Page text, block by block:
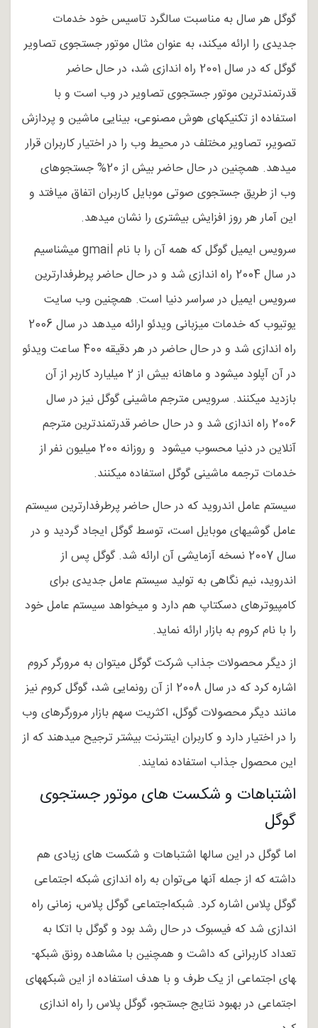
گوگل هر سال به مناسبت سالگرد تاسیس خود خدمات
جدیدی را ارائه می­کند، به عنوان مثال موتور جستجوی تصاویر
گوگل که در سال 2001 راه اندازی شد، در حال حاضر
قدرتمندترین موتور جستجوی تصاویر در وب است و با
استفاده از تکنیکهای هوش مصنوعی، بینایی ماشین و پردازش
تصویر، تصاویر مختلف در محیط وب را در اختیار کاربران قرار
می­دهد. همچنین در حال حاضر بیش از 20% جستجوهای
وب از طریق جستجوی صوتی موبایل کاربران اتفاق می­افتد و
این آمار هر روز افزایش بیشتری را نشان می­دهد.
سرویس ایمیل گوگل که همه آن را با نام gmail می­شناسیم
در سال 2004 راه اندازی شد و در حال حاضر پرطرفدارترین
سرویس ایمیل در سراسر دنیا است. همچنین وب سایت
یوتیوب که خدمات میزبانی ویدئو ارائه می­دهد در سال 2006
راه اندازی شد و در حال حاضر در هر دقیقه 400 ساعت ویدئو
در آن آپلود می­شود و ماهانه بیش از 2 میلیارد کاربر از آن
بازدید می­کنند. سرویس مترجم ماشینی گوگل نیز در سال
2006 راه اندازی شد و در حال حاضر قدرتمندترین مترجم
آنلاین در دنیا محسوب می­شود و روزانه 200 میلیون نفر از
خدمات ترجمه ماشینی گوگل استفاده می­کنند.
سیستم عامل اندروید که در حال حاضر پرطرفدارترین سیستم
عامل گوشی­های موبایل است، توسط گوگل ایجاد گردید و در
سال 2007 نسخه آزمایشی آن ارائه شد. گوگل پس از
اندروید، نیم نگاهی به تولید سیستم عامل جدیدی برای
کامپیوترهای دسکتاپ هم دارد و می­خواهد سیستم عامل خود
را با نام کروم به بازار ارائه نماید.
از دیگر محصولات جذاب شرکت گوگل می­توان به مرورگر کروم
اشاره کرد که در سال 2008 از آن رونمایی شد، گوگل کروم نیز
مانند دیگر محصولات گوگل، اکثریت سهم بازار مرورگرهای وب
را در اختیار دارد و کاربران اینترنت بیشتر ترجیح می­دهند که از
این محصول جذاب استفاده نمایند.
اشتباهات و شکست های موتور جستجوی
گوگل
اما گوگل در این سالها اشتباهات و شکست های زیادی هم
داشته که از جمله آنها می‌­توان به راه اندازی شبکه اجتماعی
گوگل پلاس اشاره کرد. شبکه‌­اجتماعی گوگل پلاس، زمانی راه
اندازی شد که فیسبوک در حال رشد بود و گوگل با اتکا به
تعداد کاربرانی که داشت و همچنین با مشاهده رونق شبکه­
های اجتماعی از یک طرف و با هدف استفاده از این شبکه­های
اجتماعی در بهبود نتایج جستجو، گوگل پلاس را راه اندازی